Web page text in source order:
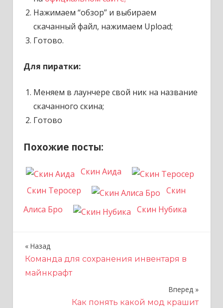
Нажимаем “обзор” и выбираем
скачанный файл, нажимаем Upload;
Готово.
Для пиратки:
Меняем в лаунчере свой ник на название
скачанного скина;
Готово
Похожие посты:
Скин Аида
Скин Теросер
Скин
Алиса Бро
Скин Нубика
ННазад
Команда для сохранения инвентаря в
майнкрафт
Вперед
Как понять какой мод крашит